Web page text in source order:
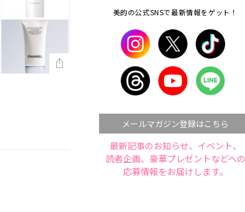
美的の公式SNSで最新情報をゲット！
メールマガジン登録はこちら
最新記事のお知らせ、イベント、
読者企画、豪華プレゼントなどへの
応募情報をお届けします。